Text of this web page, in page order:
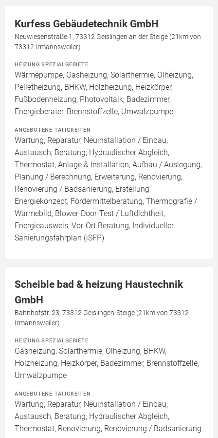
Kurfess Gebäudetechnik GmbH
Neuwiesenstraße 1, 73312 Geislingen an der Steige (21km von
73312 Irmannsweiler)
HEIZUNG SPEZIALGEBIETE
Wärmepumpe, Gasheizung, Solarthermie, Ölheizung,
Pelletheizung, BHKW, Holzheizung, Heizkörper,
Fußbodenheizung, Photovoltaik, Badezimmer,
Energieberater, Brennstoffzelle, Umwälzpumpe
ANGEBOTENE TÄTIGKEITEN
Wartung, Reparatur, Neuinstallation / Einbau,
Austausch, Beratung, Hydraulischer Abgleich,
Thermostat, Anlage & Installation, Aufbau / Auslegung,
Planung / Berechnung, Erweiterung, Renovierung,
Renovierung / Badsanierung, Erstellung
Energiekonzept, Fördermittelberatung, Thermografie /
Wärmebild, Blower-Door-Test / Luftdichtheit,
Energieausweis, Vor-Ort Beratung, Individueller
Sanierungsfahrplan (iSFP)
Scheible bad & heizung Haustechnik
GmbH
Bahnhofstr. 23, 73312 Geislingen-Steige (21km von 73312
Irmannsweiler)
HEIZUNG SPEZIALGEBIETE
Gasheizung, Solarthermie, Ölheizung, BHKW,
Holzheizung, Heizkörper, Badezimmer, Brennstoffzelle,
Umwälzpumpe
ANGEBOTENE TÄTIGKEITEN
Wartung, Reparatur, Neuinstallation / Einbau,
Austausch, Beratung, Hydraulischer Abgleich,
Thermostat, Renovierung, Renovierung / Badsanierung